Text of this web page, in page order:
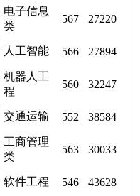
电子信息
类
567 27220
人工智能 566 27894
机器人工
程
560 32247
交通运输 552 38584
工商管理
类
563 30033
软件工程 546 43628